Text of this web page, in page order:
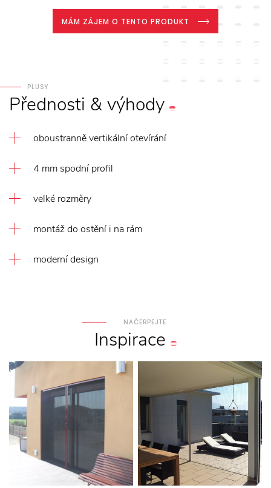
MÁM ZÁJEM O TENTO PRODUKT
PLUSY
Přednosti &výhody
oboustranně vertikální otevírání
4 mm spodní profil
velké rozměry
montáž do ostění i na rám
moderní design
NAČERPEJTE
Inspirace